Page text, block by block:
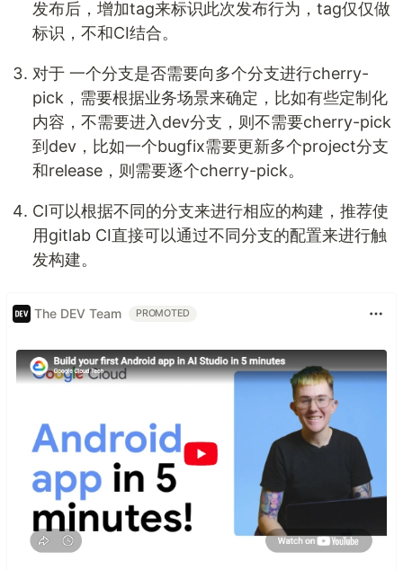
发布后，增加tag来标识此次发布行为，tag仅仅做
标识，不和CI结合。
对于 一个分支是否需要向多个分支进行cherry-
pick，需要根据业务场景来确定，比如有些定制化
内容，不需要进入dev分支，则不需要cherry-pick
到dev，比如一个bugfix需要更新多个project分支
和release，则需要逐个cherry-pick。
CI可以根据不同的分支来进行相应的构建，推荐使
用gitlab CI直接可以通过不同分支的配置来进行触
发构建。
The DEV Team PROMOTED